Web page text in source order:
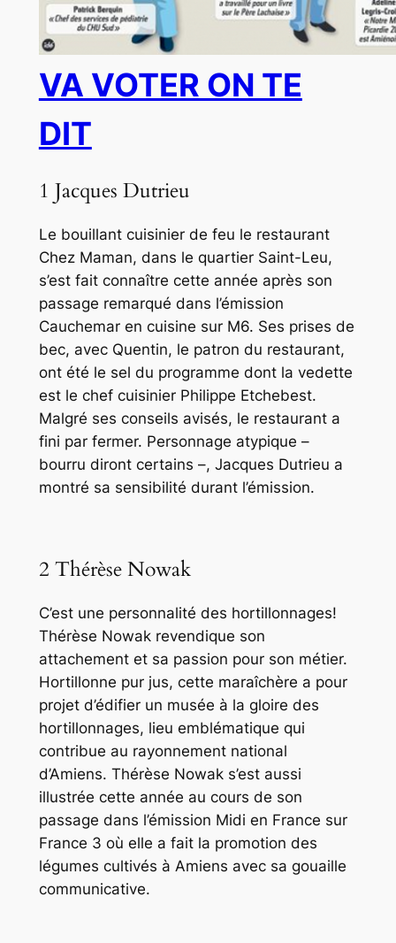
VA VOTER ON TE
DIT
1 Jacques Dutrieu
Le bouillant cuisinier de feu le restaurant
Chez Maman, dans le quartier Saint-Leu,
s’est fait connaître cette année après son
passage remarqué dans l’émission
Cauchemar en cuisine sur M6. Ses prises de
bec, avec Quentin, le patron du restaurant,
ont été le sel du programme dont la vedette
est le chef cuisinier Philippe Etchebest.
Malgré ses conseils avisés, le restaurant a
fini par fermer. Personnage atypique –
bourru diront certains –, Jacques Dutrieu a
montré sa sensibilité durant l’émission.
2 Thérèse Nowak
C’est une personnalité des hortillonnages!
Thérèse Nowak revendique son
attachement et sa passion pour son métier.
Hortillonne pur jus, cette maraîchère a pour
projet d’édifier un musée à la gloire des
hortillonnages, lieu emblématique qui
contribue au rayonnement national
d’Amiens. Thérèse Nowak s’est aussi
illustrée cette année au cours de son
passage dans l’émission Midi en France sur
France 3 où elle a fait la promotion des
légumes cultivés à Amiens avec sa gouaille
communicative.